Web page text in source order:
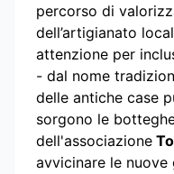
percorso di
dell’artigianato
attenzione per
- dal nome
delle antiche case
sorgono le
dell'associazione
avvicinare le nuove